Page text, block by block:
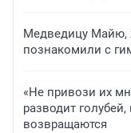
Медведицу Майю,
познакомили с
«Не привози их
разводит
возвращаются